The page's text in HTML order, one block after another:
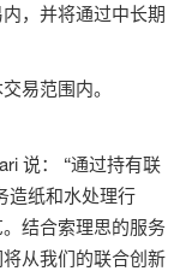
，并将通过中长期
易范围内。
说： “通过持有联
造纸和水处理行
结合索理思的服务
从我们的联合创新